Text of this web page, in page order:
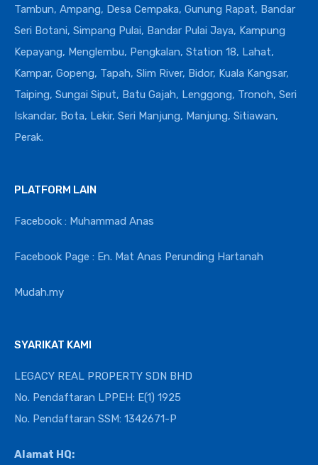
Tambun, Ampang, Desa Cempaka, Gunung Rapat, Bandar
Seri Botani, Simpang Pulai, Bandar Pulai Jaya, Kampung
Kepayang, Menglembu, Pengkalan, Station 18, Lahat,
Kampar, Gopeng, Tapah, Slim River, Bidor, Kuala Kangsar,
Taiping, Sungai Siput, Batu Gajah, Lenggong, Tronoh, Seri
Iskandar, Bota, Lekir, Seri Manjung, Manjung, Sitiawan,
Perak.
PLATFORM LAIN
Facebook : Muhammad Anas
Facebook Page : En. Mat Anas Perunding Hartanah
Mudah.my
SYARIKAT KAMI
LEGACY REAL PROPERTY SDN BHD
No. Pendaftaran LPPEH: E(1) 1925
No. Pendaftaran SSM: 1342671-P
Alamat HQ: